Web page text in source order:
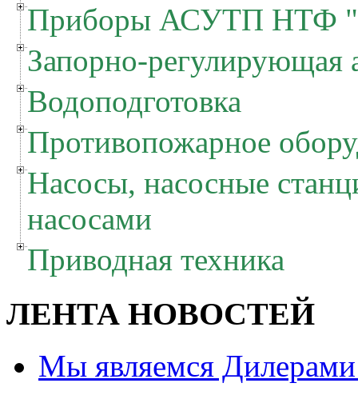
Приборы АСУТП НТФ
Запорно-регулирующая
Водоподготовка
Противопожарное
Насосы, насосные
насосами
Приводная техника
ЛЕНТА НОВОСТЕЙ
Мы являемся